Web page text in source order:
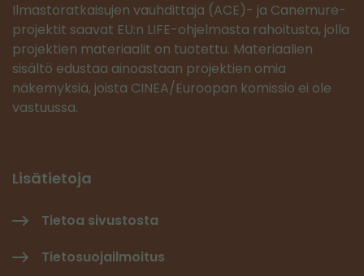
Ilmastoratkaisujen vauhdittaja (ACE)- ja Canemure-
projektit saavat EU:n LIFE-ohjelmasta rahoitusta, jolla
projektien materiaalit on tuotettu. Materiaalien
sisältö edustaa ainoastaan projektien omia
näkemyksiä, joista CINEA/Euroopan komissio ei ole
vastuussa.
Lisätietoja
Tietoa sivustosta
Tietosuojailmoitus